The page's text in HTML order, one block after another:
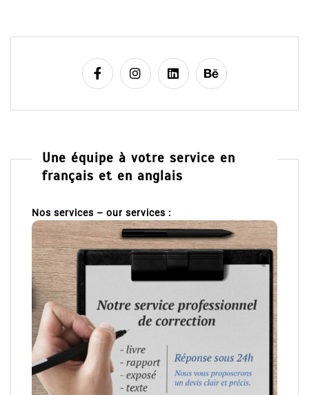
Une équipe à votre service en
français et en anglais
Nos services – our services :